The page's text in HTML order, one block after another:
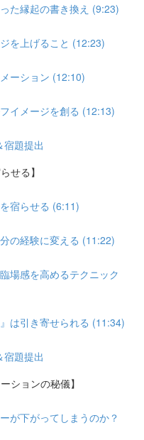
た縁起の書き換え (9:23)
を上げること (12:23)
ーション (12:10)
イメージを創る (12:13)
題提出
せる】
宿らせる (6:11)
の経験に変える (11:22)
場感を高めるテクニック
は引き寄せられる (11:34)
題提出
ションの秘儀】
が下がってしまうのか？